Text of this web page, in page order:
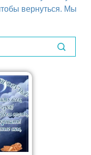
вернуться. Мы